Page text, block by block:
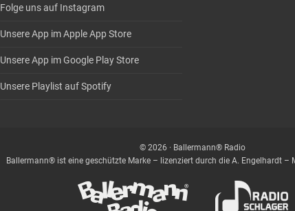
Folge uns auf Instagram
Unsere App im Apple App Store
Unsere App im Google Play Store
Unsere Playlist auf Spotify
© 2026 · Ballermann® Radio
Ballermann® ist eine geschützte Marke – lizenziert durch die A. Engelhardt –